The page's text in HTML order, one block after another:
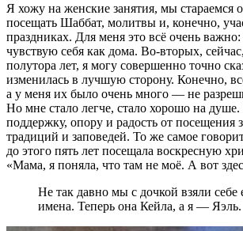
Я хожу на женские занятия, мы стараемся
посещать Шаббат, молитвы и, конечно,
праздниках. Для меня это всё очень
чувствую себя как дома. Во-вторых,
полутора лет, я могу совершенно точно
изменилась в лучшую сторону. Конечно,
а у меня их было очень много — не
Но мне стало легче, стало хорошо на
поддержку, опору и радость от посещения
традиций и заповедей. То же самое
до этого пять лет посещала воскресную
«Мама, я поняла, что там не моё. А вот
Не так давно мы с дочкой взяли себе
имена. Теперь она Кейла, а я — Яэль.